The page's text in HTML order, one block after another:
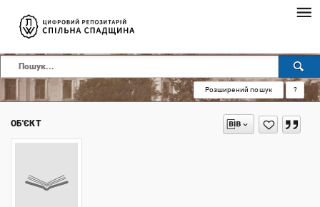
Розширений пошук ?
ОБ'ЄКТ